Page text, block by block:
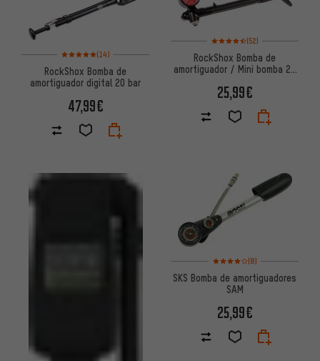
Valoración media: 5 de 5 basada en 14 reseñas
(14)
RockShox Bomba de
amortiguador digital 20 bar
47,99€
Valoración media: 4,5 de 5
(52)
RockShox Bomba de
amortiguador / Mini bomba 20
25,99€
Valoración media: 4 de 5
(8)
SKS Bomba de amortiguadores
SAM
25,99€